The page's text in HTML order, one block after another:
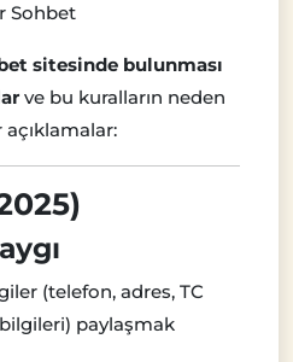
Sohbet
sitesinde bulunması
ve bu kuralların neden
(telefon, adres, TC
paylaşmak